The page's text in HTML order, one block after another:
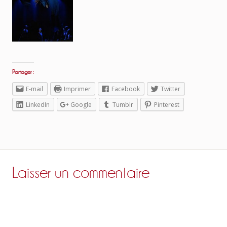
Partager :
E-mail Imprimer Facebook
Twitter
LinkedIn
Google Tumblr Pinterest
Laisser un commentaire